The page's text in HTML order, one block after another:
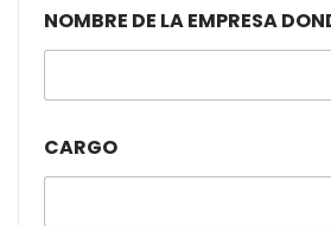
NOMBRE DE LA EMPRESA
CARGO